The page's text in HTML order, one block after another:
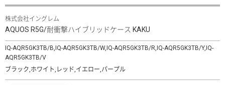
株式会社イングレム
AQUOS R5G/耐衝撃ハイブリッドケース KAKU
IQ-AQR5GK3TB/B,IQ-AQR5GK3TB/W,IQ-AQR5GK3TB/R,IQ-AQR5GK3TB/Y,IQ-
AQR5GK3TB/V
ブラック,ホワイト,レッド,イエロー,パープル